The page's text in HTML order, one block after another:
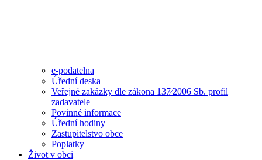
e-podatelna
Úřední deska
Veřejné zakázky dle zákona 137⁄2006 Sb. profil
zadavatele
Povinné informace
Úřední hodiny
Zastupitelstvo obce
Poplatky
Život v obci